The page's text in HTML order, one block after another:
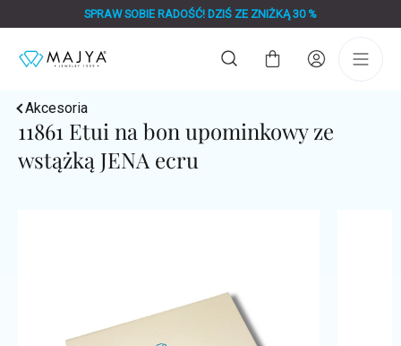
do
SPRAW SOBIE RADOŚĆ! DZIŚ ZE ZNIŻKĄ 30 %
Koszyk
Akcesoria
11861 Etui na bon upominkowy ze
wstążką JENA ecru